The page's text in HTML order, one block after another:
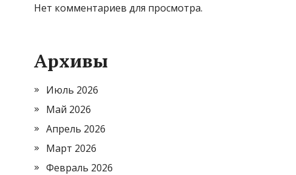
Нет комментариев для просмотра.
Архивы
Июль 2026
Май 2026
Апрель 2026
Март 2026
Февраль 2026